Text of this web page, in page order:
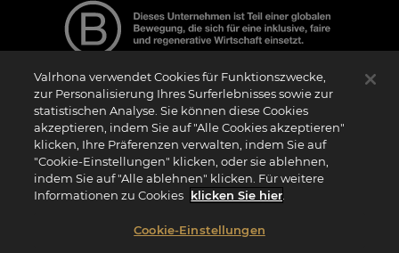
Hinweis zur Zertifizierung
Das Logo “Certified B Corporation” (bzw. die Versionen in anderen Sprachen, wie
z.B. “Zertifizierte B Corporation”) wird von B Lab, einer privaten Non-Profit-
Organisation, an Unternehmen vergeben, die wie wir das B Impact Assessment
(“BIA”) erfolgreich abgeschlossen haben und die Anforderungen von B Lab an
soziale und ökologische Leistung, Verantwortung und Transparenz erfüllen. Es wird
darauf hingewiesen, dass B Lab weder eine Konformitätsbewertungsstelle im Sinne
der Verordnung (EU) Nr. 765/2008 noch eine nationale, europäische oder
ist. Die Kriterien des BIA sind eigenständig und unabhängig von den harmonisierten
Standards, die sich aus ISO-Normen oder anderen Normungsgremien ergeben, und
Valrhona verwendet Cookies für Funktionszwecke,
zur Personalisierung Ihres Surferlebnisses sowie zur
statistischen Analyse. Sie können diese Cookies
akzeptieren, indem Sie auf "Alle Cookies akzeptieren"
klicken, Ihre Präferenzen verwalten, indem Sie auf
"Cookie-Einstellungen" klicken, oder sie ablehnen,
indem Sie auf "Alle ablehnen" klicken. Für weitere
Informationen zu Cookies klicken Sie hier
Cookie-Einstellungen